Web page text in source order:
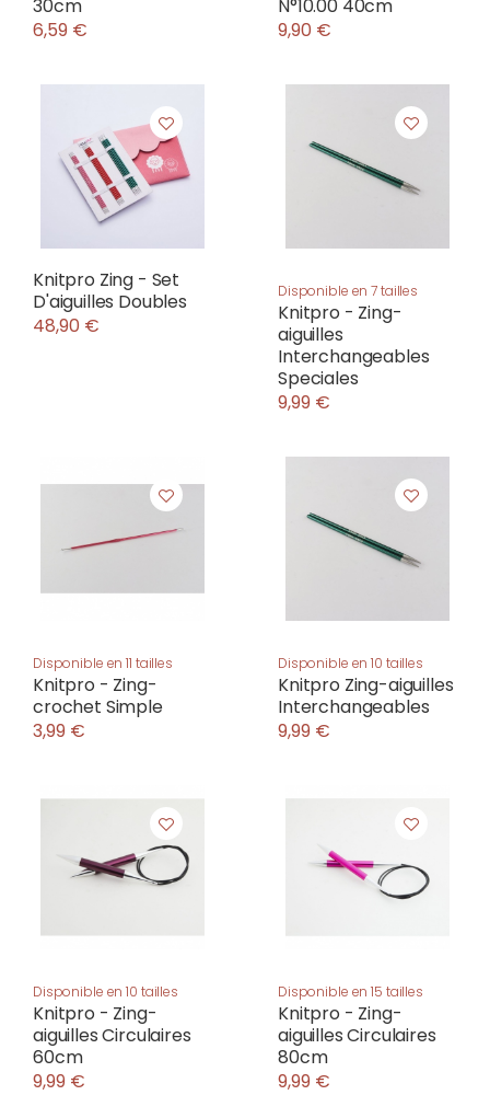
30cm
6,59 €
N°10.00 40cm
9,90 €
Knitpro Zing - Set
D'aiguilles Doubles
48,90 €
Disponible en 7 tailles
Knitpro - Zing-
aiguilles
Interchangeables
Speciales
9,99 €
Disponible en 11 tailles
Knitpro - Zing-
crochet Simple
3,99 €
Disponible en 10 tailles
Knitpro Zing-aiguilles
Interchangeables
9,99 €
Disponible en 10 tailles
Knitpro - Zing-
aiguilles Circulaires
60cm
9,99 €
Disponible en 15 tailles
Knitpro - Zing-
aiguilles Circulaires
80cm
9,99 €